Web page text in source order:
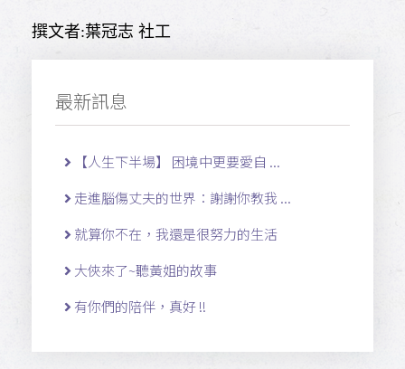
撰文者:葉冠志 社工
最新訊息
【人生下半場】 困境中更要愛自 ...
走進腦傷丈夫的世界：謝謝你教我 ...
就算你不在，我還是很努力的生活
大俠來了~聽黃姐的故事
有你們的陪伴，真好 !!